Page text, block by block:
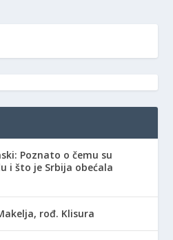
Poznato o čemu su
i što je Srbija obećala
rođ. Klisura